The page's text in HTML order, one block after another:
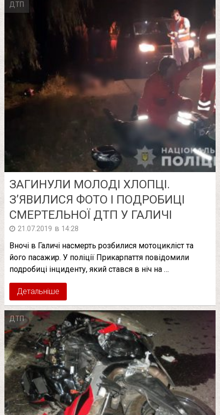
ДТП
ЗАГИНУЛИ МОЛОДІ ХЛОПЦІ.
З’ЯВИЛИСЯ ФОТО І ПОДРОБИЦІ
СМЕРТЕЛЬНОЇ ДТП У ГАЛИЧІ
21.07.2019 в 14:28
Вночі в Галичі насмерть розбилися мотоцикліст та
його пасажир. У поліції Прикарпаття повідомили
подробиці інциденту, який стався в ніч на …
Детальніше
ДТП